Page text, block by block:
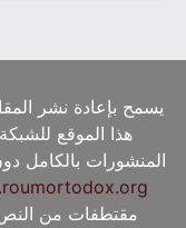
يسمح بإعادة نشر
هذا الموقع
المنشورات بالكامل
مقتطفات من النص،